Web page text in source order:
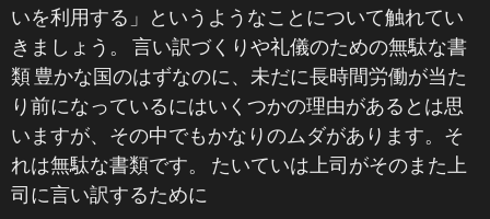
いを利用する」というようなことについて触れてい
きましょう。 言い訳づくりや礼儀のための無駄な書
類 豊かな国のはずなのに、未だに長時間労働が当た
り前になっているにはいくつかの理由があるとは思
いますが、その中でもかなりのムダがあります。そ
れは無駄な書類です。 たいていは上司がそのまた上
司に言い訳するために